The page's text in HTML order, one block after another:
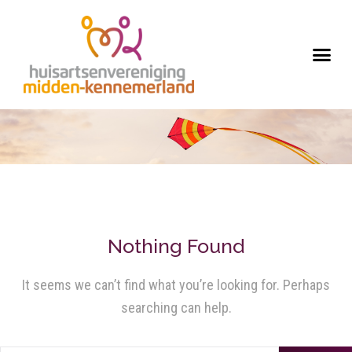
Nothing Found
It seems we can’t find what you’re looking for. Perhaps
searching can help.